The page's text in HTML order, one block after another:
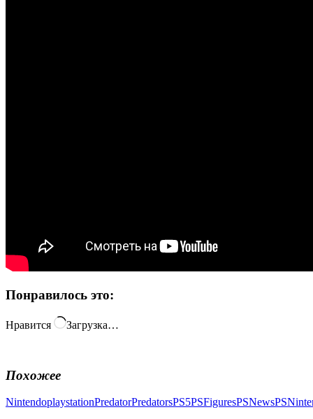
Понравилось это:
Нравится Загрузка…
Похожее
NintendoplaystationPredatorPredatorsPS5PSFiguresPSNews